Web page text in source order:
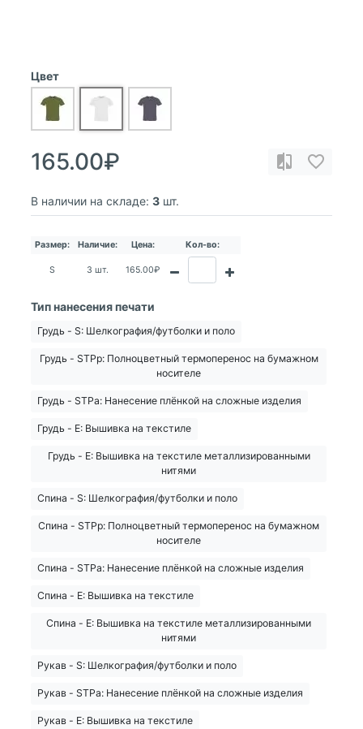
Цвет
165.00₽
В наличии на складе: 3 шт.
Размер: Наличие: Цена: Кол-во:
S 3 шт. 165.00₽
Тип нанесения печати
Грудь - S: Шелкография/футболки и поло
Грудь - STPp: Полноцветный термоперенос на бумажном
носителе
Грудь - STPa: Нанесение плёнкой на сложные изделия
Грудь - E: Вышивка на текстиле
Грудь - E: Вышивка на текстиле металлизированными
нитями
Спина - S: Шелкография/футболки и поло
Спина - STPp: Полноцветный термоперенос на бумажном
носителе
Спина - STPa: Нанесение плёнкой на сложные изделия
Спина - E: Вышивка на текстиле
Спина - E: Вышивка на текстиле металлизированными
нитями
Рукав - S: Шелкография/футболки и поло
Рукав - STPa: Нанесение плёнкой на сложные изделия
Рукав - E: Вышивка на текстиле